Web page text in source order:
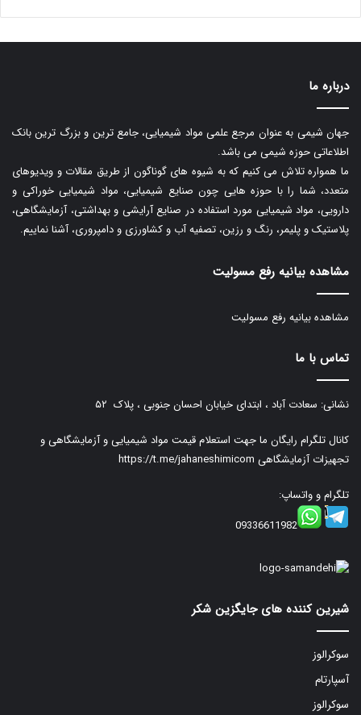
درباره ما
جهان شیمی به عنوان مرجع علمی مواد شیمیایی، جامع ترین و بزرگ ترین بانک
اطلاعاتی حوزه شیمی می باشد.
ما همواره تلاش می کنیم که به شیوه های گوناگون از طریق مقالات و ویدیوهای
متعدد، شما را با حوزه هایی چون صنایع شیمیایی، مواد شیمیایی خوراکی و
دارویی، مواد شیمیایی مورد استفاده در صنایع آرایشی و بهداشتی، آزمایشگاهی،
پلاستیک و پلیمر، رنگ و رزین، تصفیه آب و کشاورزی و دامپروری، آشنا نماییم.
مشاهده بیانیه رفع مسولیت
مشاهده بیانیه رفع مسولیت
تماس با ما
نشانی: سعادت آباد ، ابتدای خیابان احسان جنوبی ، پلاک ۵۲
کانال تلگرام رایگان ما جهت استعلام قیمت مواد شیمیایی و آزمایشگاهی و
تجهیزات آزمایشگاهی https://t.me/jahaneshimicom
تلگرام و واتساپ:
09336611982
شیرین کننده های جایگزین شکر
سوکرالوز
آسپارتام
سوکرالوز